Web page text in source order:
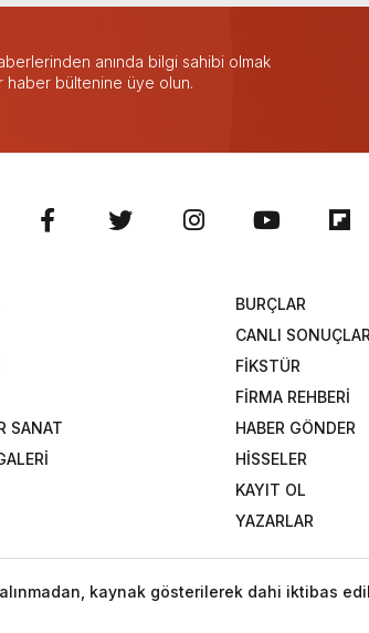
anında bilgi sahibi olmak
haber bültenine üye olun.
SANAT
BURÇLAR
CANLI SONUÇLAR
FİKSTÜR
FİRMA REHBERİ
HABER GÖNDER
HİSSELER
KAYIT OL
YAZARLAR
kaynak gösterilerek dahi iktibas